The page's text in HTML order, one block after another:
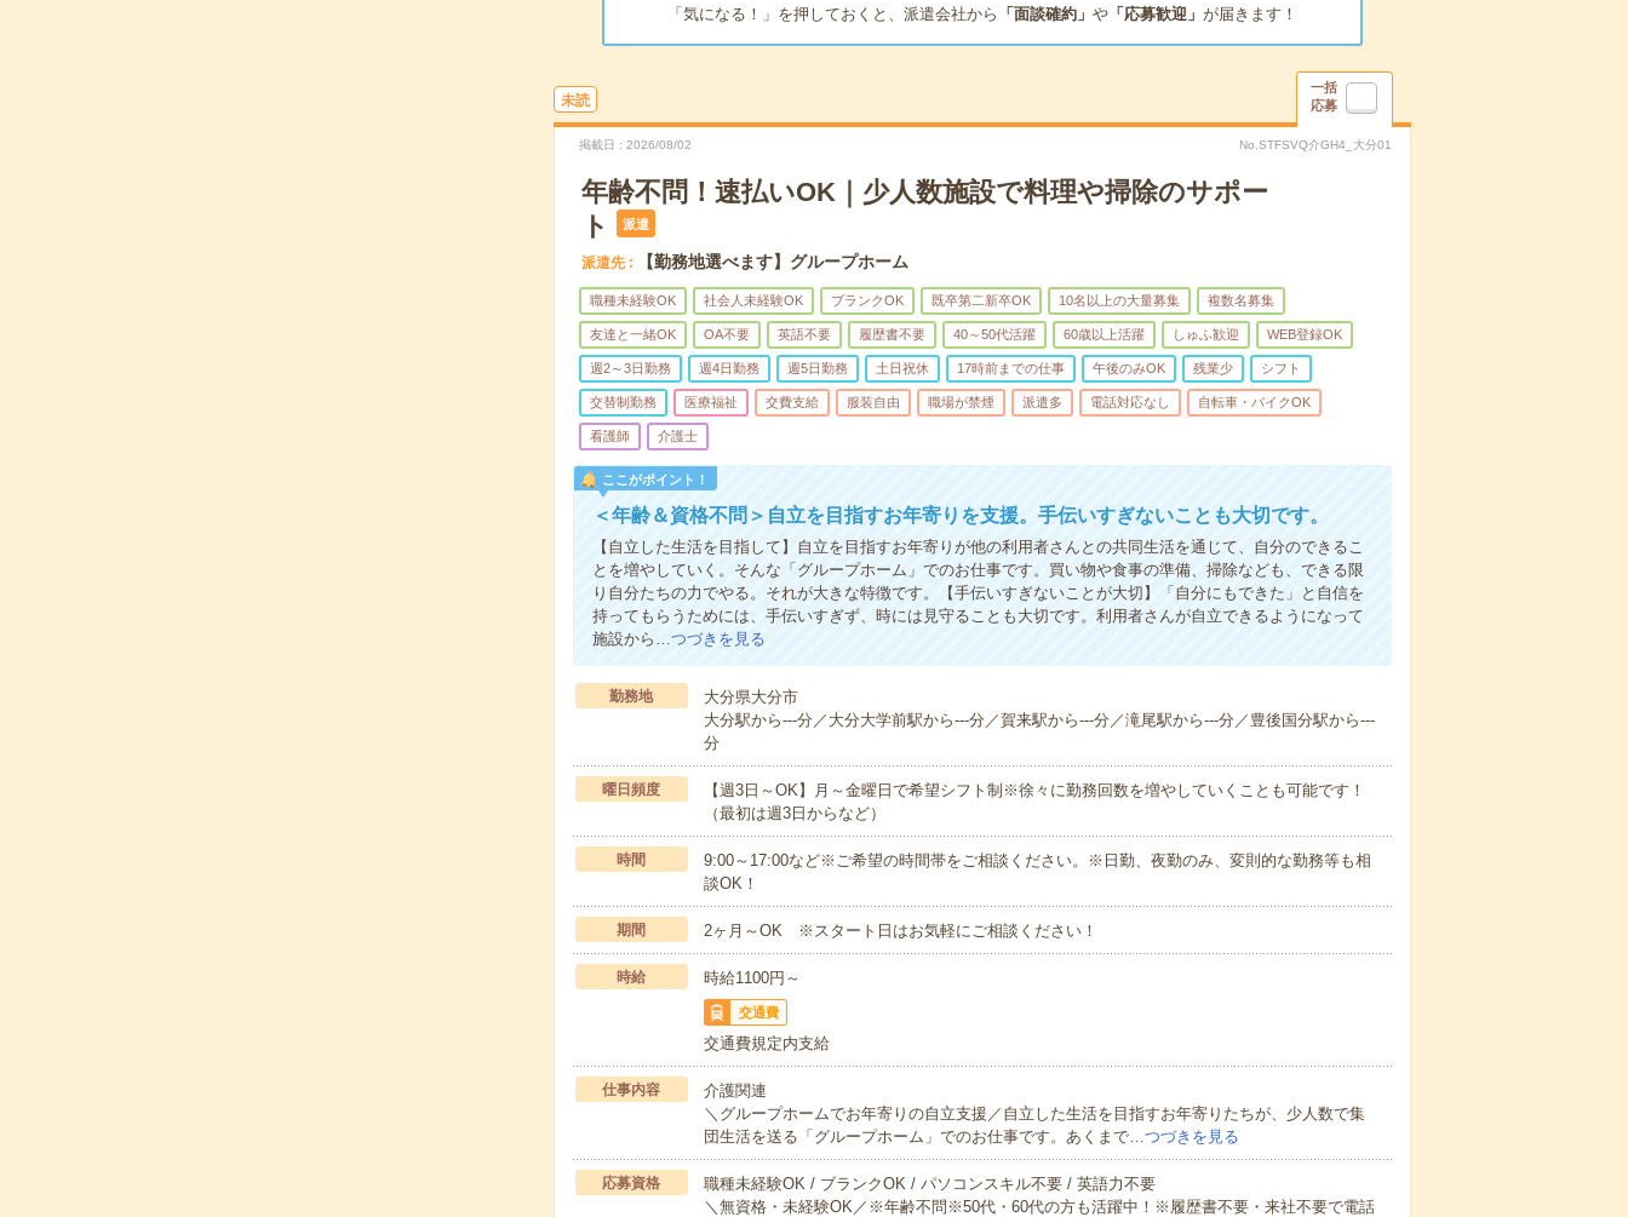
「気になる！」を押しておくと、派遣会社から 「面談確約」 や「応募歓迎」 が届きます！
未読
一括
応募
掲載日 2026/08/02 No.STFSVQ介GH4_大分01
年齢不問！速払いOK｜少人数施設で料理や掃除のサポー
ト
派遣
派遣先 【勤務地選べます】グループホーム
職種未経験OK 社会人未経験OK ブランクOK 既卒第二新卒OK 10名以上の大量募集 複数名募集
友達と一緒OK OA不要 英語不要 履歴書不要 40～50代活躍 60歳以上活躍 しゅふ歓迎 WEB登録OK
週2～3日勤務 週4日勤務 週5日勤務 土日祝休 17時前までの仕事 午後のみOK 残業少 シフト
交替制勤務 医療福祉 交費支給 服装自由 職場が禁煙 派遣多 電話対応なし 自転車・バイクOK
看護師 介護士
ここがポイント！
＜年齢＆資格不問＞自立を目指すお年寄りを支援。手伝いすぎないことも大切です。
【自立した生活を目指して】自立を目指すお年寄りが他の利用者さんとの共同生活を通じて、自分のできるこ
とを増やしていく。そんな「グループホーム」でのお仕事です。買い物や食事の準備、掃除なども、できる限
り自分たちの力でやる。それが大きな特徴です。【手伝いすぎないことが大切】「自分にもできた」と自信を
持ってもらうためには、手伝いすぎず、時には見守ることも大切です。利用者さんが自立できるようになって
施設から… つづきを見る
勤務地
大分県大分市
大分駅から---分／大分大学前駅から---分／賀来駅から---分／滝尾駅から---分／豊後国分駅から---
分
曜日頻度
【週3日～OK】月～金曜日で希望シフト制※徐々に勤務回数を増やしていくことも可能です！
（最初は週3日からなど）
時間
9:00～17:00など※ご希望の時間帯をご相談ください。※日勤、夜勤のみ、変則的な勤務等も相
談OK！
期間 2ヶ月～OK ※スタート日はお気軽にご相談ください！
時給 時給1100円～
交通費
交通費規定内支給
仕事内容
介護関連
＼グループホームでお年寄りの自立支援／自立した生活を目指すお年寄りたちが、少人数で集
団生活を送る「グループホーム」でのお仕事です。あくまで… つづきを見る
応募資格
職種未経験OK / ブランクOK / パソコンスキル不要 / 英語力不要
＼無資格・未経験OK／※年齢不問※50代・60代の方も活躍中！※履歴書不要・来社不要で電話